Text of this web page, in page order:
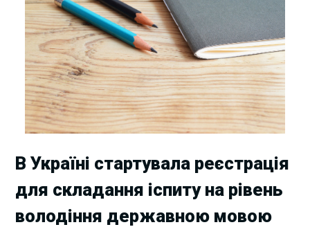
В Україні стартувала реєстрація
для складання іспиту на рівень
володіння державною мовою